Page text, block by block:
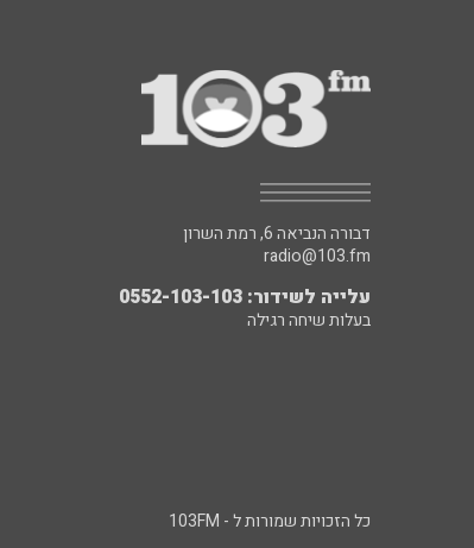
דבורה הנביאה 6, רמת השרון
radio@103.fm
עלייה לשידור: 0552-103-103
בעלות שיחה רגילה
כל הזכויות שמורות ל - 103FM